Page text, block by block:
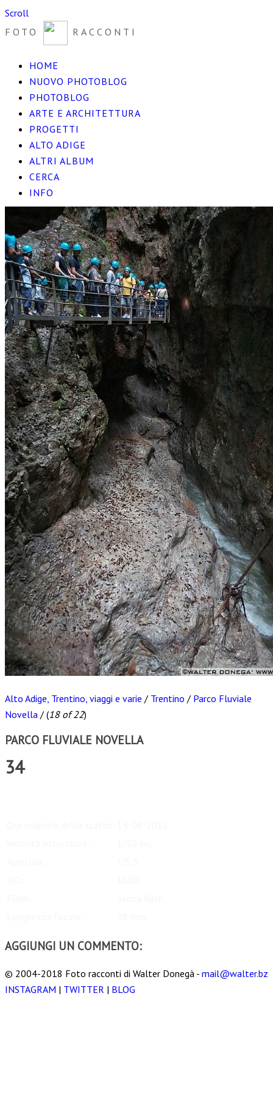
Scroll
FOTO
RACCONTI
HOME
NUOVO PHOTOBLOG
PHOTOBLOG
ARTE E ARCHITETTURA
PROGETTI
ALTO ADIGE
ALTRI ALBUM
CERCA
INFO
Alto Adige, Trentino, viaggi e varie / Trentino / Parco Fluviale
Novella / (18 of 22)
PARCO FLUVIALE NOVELLA
34
AGGIUNGI UN COMMENTO:
© 2004-2018 Foto racconti di Walter Donegà - mail@walter.bz
INSTAGRAM | TWITTER | BLOG